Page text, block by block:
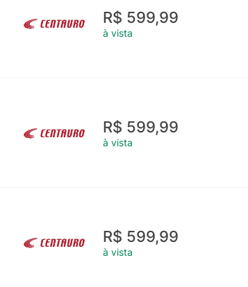
R$ 599,99
à vista
R$ 599,99
à vista
R$ 599,99
à vista